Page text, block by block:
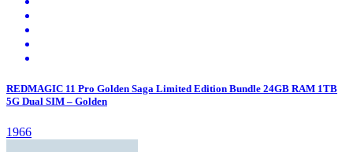
REDMAGIC 11 Pro Golden Saga Limited Edition Bundle 24GB RAM 1TB
5G Dual SIM – Golden
1966